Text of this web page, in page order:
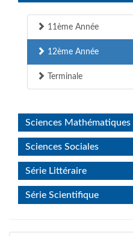
11ème Année
12ème Année
Terminale
Sciences Mathématiques
Sciences Sociales
Série Littéraire
Série Scientifique